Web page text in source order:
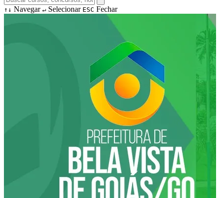
↑↓ Navegar ↵ Selecionar ESC Fechar